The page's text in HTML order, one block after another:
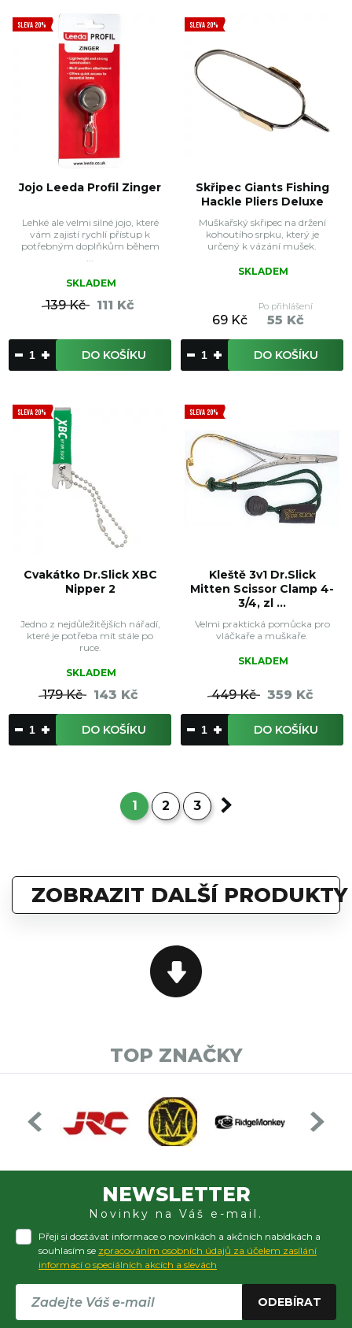
SLEVA 20%
Jojo Leeda Profil Zinger
Lehké ale velmi silné jojo, které
vám zajistí rychlí přístup k
potřebným doplňkům během
...
SKLADEM
139 Kč 111 Kč
DO KOŠÍKU
SLEVA 20%
Skřipec Giants Fishing
Hackle Pliers Deluxe
Muškařský skřipec na držení
kohoutího srpku, který je
určený k vázání mušek.
SKLADEM
69 Kč
Po přihlášení
55 Kč
DO KOŠÍKU
SLEVA 20%
Cvakátko Dr.Slick XBC
Nipper 2
Jedno z nejdůležitějších nářadí,
které je potřeba mít stále po
ruce.
SKLADEM
179 Kč 143 Kč
DO KOŠÍKU
SLEVA 20%
Kleště 3v1 Dr.Slick
Mitten Scissor Clamp 4-
3/4, zl ...
Velmi praktická pomůcka pro
vláčkaře a muškaře.
SKLADEM
449 Kč 359 Kč
DO KOŠÍKU
1 2 3
ZOBRAZIT DALŠÍ PRODUKTY
TOP ZNAČKY
NEWSLETTER
Novinky na Váš e-mail.
Přeji si dostávat informace o novinkách a akčních nabídkách a
souhlasím se zpracováním osobních údajů za účelem zasílání
informací o speciálních akcích a slevách
ODEBÍRAT